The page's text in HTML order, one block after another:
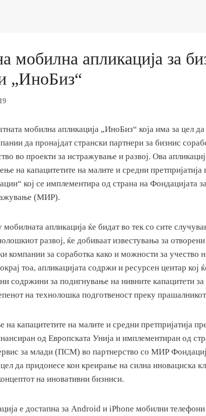
мобилна апликација за
„ИноБиз“
мобилна апликација „ИноБиз“ која има за цел
да пронајдат странски партнери за бизнис
во проекти за истражување и развој. Ова
на капацитетите на малите и средни
кој се имплементира од страна на Фондацијата
(МИР).
апликација ќе бидат во тек со сите
развој, ќе добиваат известувања за
компании за соработка како и можности за учество
тоа, апликацијата содржи и ресурсен центар кој
содржини за подигнување на нивните капацитети
на технолошка подготвеност преку
на капацитетите на малите и средни претпријатија
од Европската Унија и имплементиран од
за млади (ПСМ) во партнерство со МИР
да придонесе кон креирање на силна иновациска
на иновативни бизниси.
е достапна за Android и iPhone мобилни